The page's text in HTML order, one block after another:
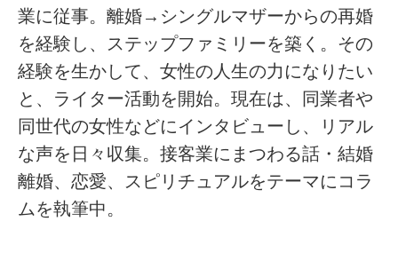
業に従事。離婚→シングルマザーからの再婚
を経験し、ステップファミリーを築く。その
経験を生かして、女性の人生の力になりたい
と、ライター活動を開始。現在は、同業者や
同世代の女性などにインタビューし、リアル
な声を日々収集。接客業にまつわる話・結婚
離婚、恋愛、スピリチュアルをテーマにコラ
ムを執筆中。